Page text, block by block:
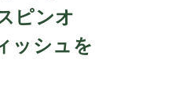
ピンオ
ッシュを